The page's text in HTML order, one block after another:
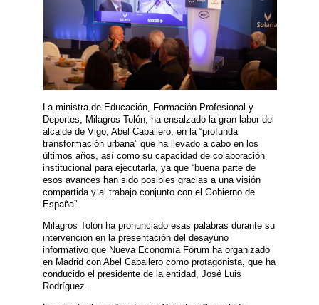
La ministra de Educación, Formación Profesional y
Deportes, Milagros Tolón, ha ensalzado la gran labor del
alcalde de Vigo, Abel Caballero, en la “profunda
transformación urbana” que ha llevado a cabo en los
últimos años, así como su capacidad de colaboración
institucional para ejecutarla, ya que “buena parte de
esos avances han sido posibles gracias a una visión
compartida y al trabajo conjunto con el Gobierno de
España”.
Milagros Tolón ha pronunciado esas palabras durante su
intervención en la presentación del desayuno
informativo que Nueva Economía Fórum ha organizado
en Madrid con Abel Caballero como protagonista, que ha
conducido el presidente de la entidad, José Luis
Rodríguez.